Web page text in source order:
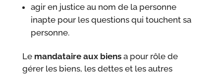
agir en justice au nom de la personne
inapte pour les questions qui touchent sa
personne.
Le mandataire aux biensa pour rôle de
gérer les biens, les dettes et les autres